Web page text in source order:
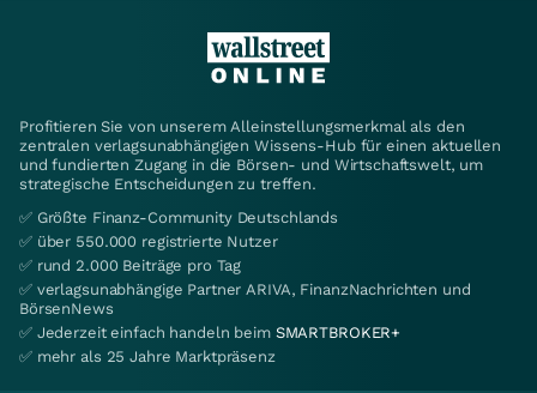
Profitieren Sie von unserem Alleinstellungsmerkmal als den
zentralen verlagsunabhängigen Wissens-Hub für einen aktuellen
und fundierten Zugang in die Börsen- und Wirtschaftswelt, um
strategische Entscheidungen zu treffen.
✅ Größte Finanz-Community Deutschlands
✅ über 550.000 registrierte Nutzer
✅ rund 2.000 Beiträge pro Tag
✅ verlagsunabhängige Partner ARIVA, FinanzNachrichten und
BörsenNews
✅ Jederzeit einfach handeln beim SMARTBROKER+
✅ mehr als 25 Jahre Marktpräsenz